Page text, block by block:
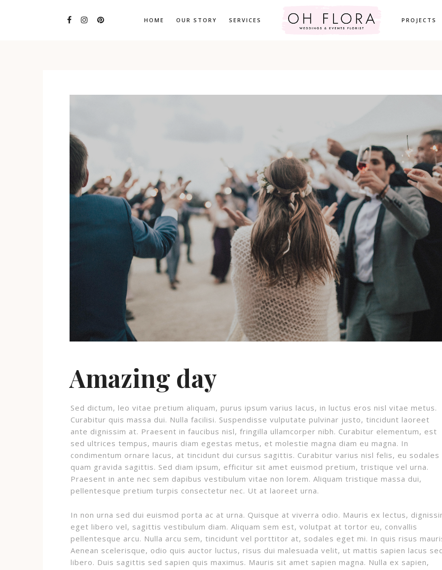
HOME OUR STORY SERVICES PROJECTS
Amazing day
Sed dictum, leo vitae pretium aliquam, purus ipsum varius lacus, in luctus eros nisl vitae metus.
Curabitur quis massa dui. Nulla facilisi. Suspendisse vulputate pulvinar justo, tincidunt laoreet
ante dignissim at. Praesent in faucibus nisl, fringilla ullamcorper nibh. Curabitur elementum, est
sed ultrices tempus, mauris diam egestas metus, et molestie magna diam eu magna. In
condimentum ornare lacus, at tincidunt dui cursus sagittis. Curabitur varius nisl felis, eu sodales
quam gravida sagittis. Sed diam ipsum, efficitur sit amet euismod pretium, tristique vel urna.
Praesent in ante nec sem dapibus vestibulum vitae non lorem. Aliquam tristique massa dui,
pellentesque pretium turpis consectetur nec. Ut at laoreet urna.
In non urna sed dui euismod porta ac at urna. Quisque at viverra odio. Mauris ex lectus,
eget libero vel, sagittis vestibulum diam. Aliquam sem est, volutpat at tortor eu, convallis
pellentesque arcu. Nulla arcu sem, tincidunt vel porttitor at, sodales eget mi. In quis risus
Aenean scelerisque, odio quis auctor luctus, risus dui malesuada velit, ut mattis sapien lacus
libero. Duis sagittis sed sapien quis maximus. Mauris sit amet sapien magna. Nulla ex sapien,